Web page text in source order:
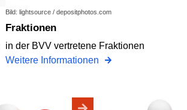
Bild: lightsource / depositphotos.com
Fraktionen
in der BVV vertretene Fraktionen
Weitere Informationen